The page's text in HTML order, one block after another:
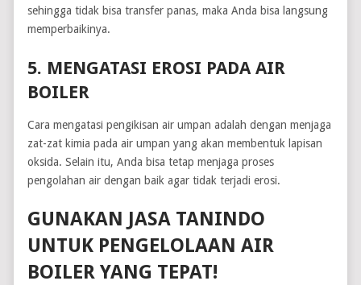
sehingga tidak bisa transfer panas, maka Anda bisa langsung
memperbaikinya.
5. MENGATASI EROSI PADA AIR
BOILER
Cara mengatasi pengikisan air umpan adalah dengan menjaga
zat-zat kimia pada air umpan yang akan membentuk lapisan
oksida. Selain itu, Anda bisa tetap menjaga proses
pengolahan air dengan baik agar tidak terjadi erosi.
GUNAKAN JASA TANINDO
UNTUK PENGELOLAAN AIR
BOILER YANG TEPAT!